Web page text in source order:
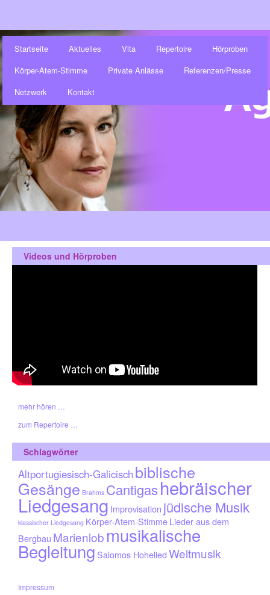
Startseite Aktuelles Vita Repertoire
Hörproben
Körper-Atem-Stimme
Private Anlässe
Referenzen/Presse
Netzwerk
Kontakt
Videos und Hörproben
mehr hören …
zum Repertoire …
Schlagwörter
Altportugiesisch-Galicischbiblische
Gesänge Brahms Cantigashebräischer
Liedgesang Improvisation jüdische Musik
klassischer Liedgesang Körper-Atem-StimmeLieder aus dem
Bergbau Marienlob musikalische
Begleitung Salomos HoheliedWeltmusik
Impressum